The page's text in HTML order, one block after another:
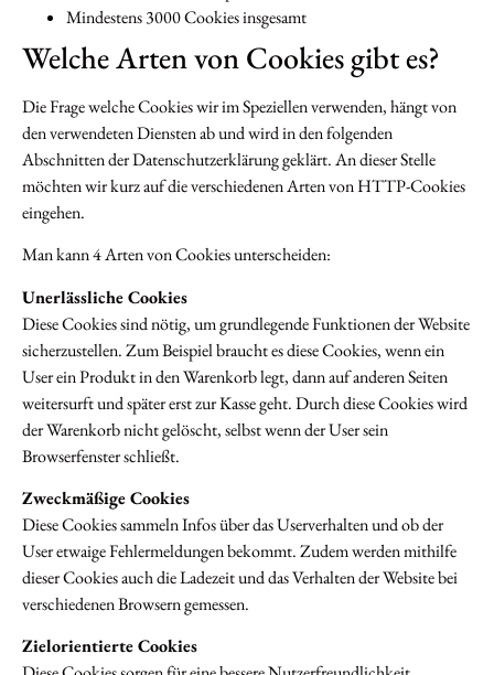
Mindestens 3000 Cookies insgesamt
Welche Arten von Cookies gibt es?
Die Frage welche Cookies wir im Speziellen verwenden, hängt von
den verwendeten Diensten ab und wird in den folgenden
Abschnitten der Datenschutzerklärung geklärt. An dieser Stelle
möchten wir kurz auf die verschiedenen Arten von HTTP-Cookies
eingehen.
Man kann 4 Arten von Cookies unterscheiden:
Unerlässliche Cookies
Diese Cookies sind nötig, um grundlegende Funktionen der Website
sicherzustellen. Zum Beispiel braucht es diese Cookies, wenn ein
User ein Produkt in den Warenkorb legt, dann auf anderen Seiten
weitersurft und später erst zur Kasse geht. Durch diese Cookies wird
der Warenkorb nicht gelöscht, selbst wenn der User sein
Browserfenster schließt.
Zweckmäßige Cookies
Diese Cookies sammeln Infos über das Userverhalten und ob der
User etwaige Fehlermeldungen bekommt. Zudem werden mithilfe
dieser Cookies auch die Ladezeit und das Verhalten der Website bei
verschiedenen Browsern gemessen.
Zielorientierte Cookies